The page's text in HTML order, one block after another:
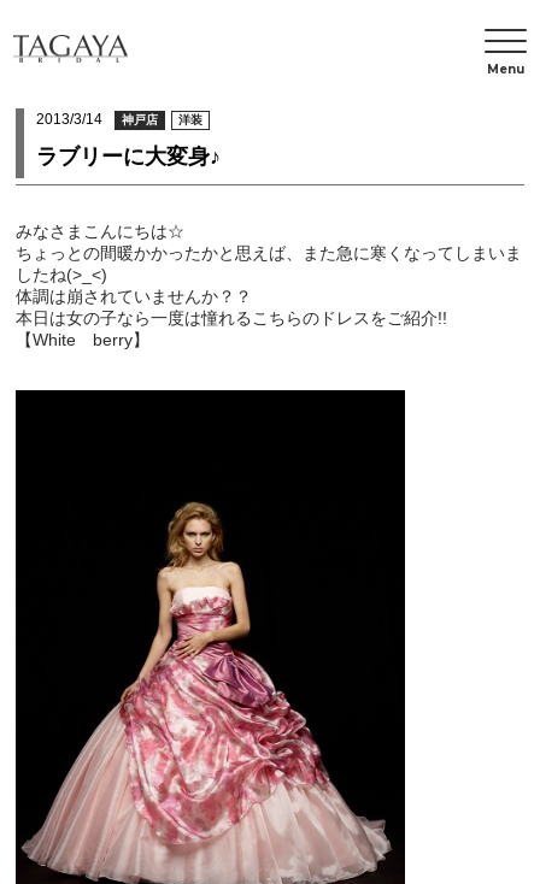
Menu
2013/3/14 神戸店 洋装
ラブリーに大変身♪
みなさまこんにちは☆
ちょっとの間暖かかったかと思えば、また急に寒くなってしまいま
したね(>_<)
体調は崩されていませんか？？
本日は女の子なら一度は憧れるこちらのドレスをご紹介!!
【White berry】